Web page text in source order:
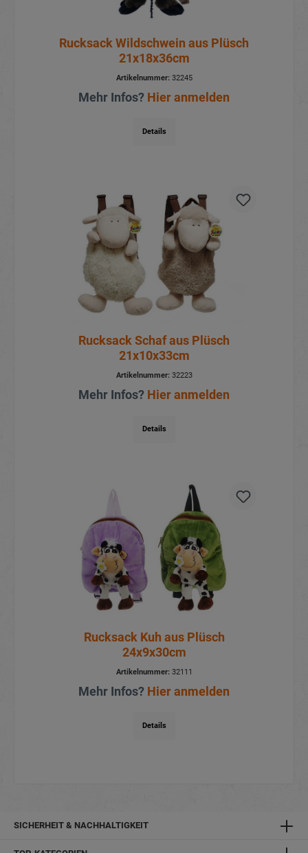
Rucksack Wildschwein aus Plüsch
21x18x36cm
Artikelnummer:32245
Mehr Infos? Hier anmelden
Details
Rucksack Schaf aus Plüsch
21x10x33cm
Artikelnummer:32223
Mehr Infos? Hier anmelden
Details
Rucksack Kuh aus Plüsch
24x9x30cm
Artikelnummer:32111
Mehr Infos? Hier anmelden
Details
SICHERHEIT & NACHHALTIGKEIT